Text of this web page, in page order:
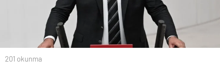
201 okunma